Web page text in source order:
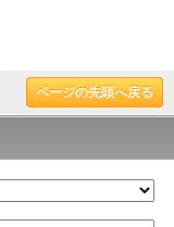
ページの先頭へ戻る